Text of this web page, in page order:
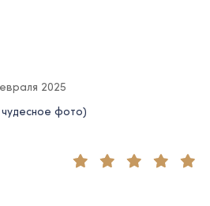
2025
фото)